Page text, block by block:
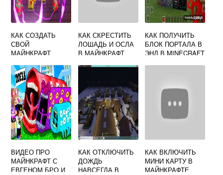
КАК СОЗДАТЬ
СВОЙ
МАЙНКРАФТ
КАК СКРЕСТИТЬ
ЛОШАДЬ И ОСЛА
В МАЙНКРАФТ
КАК ПОЛУЧИТЬ
БЛОК ПОРТАЛА В
ЭНД В MINECRAFT
ВИДЕО ПРО
МАЙНКРАФТ С
ЕВГЕНОМ БРО И
КАК ОТКЛЮЧИТЬ
ДОЖДЬ
НАВСЕГДА В
КАК ВКЛЮЧИТЬ
МИНИ КАРТУ В
МАЙНКРАФТЕ